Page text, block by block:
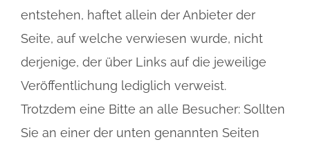
entstehen, haftet allein der Anbieter der
Seite, auf welche verwiesen wurde, nicht
derjenige, der über Links auf die jeweilige
Veröffentlichung lediglich verweist.
Trotzdem eine Bitte an alle Besucher: Sollten
Sie an einer der unten genannten Seiten